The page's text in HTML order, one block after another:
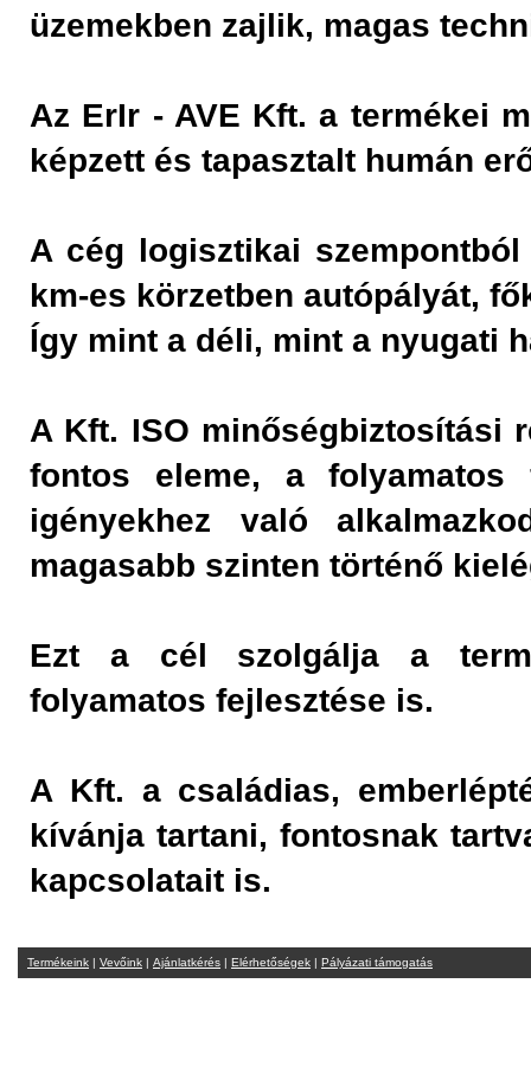
üzemekben zajlik, magas
Az ErIr - AVE Kft. a termékei
képzett és tapasztalt humán
A cég logisztikai
km-es körzetben autópályát,
Így mint a déli, mint a nyugati
A Kft. ISO minőségbiztosítási
fontos eleme, a
igényekhez való
magasabb szinten történő
Ezt a cél szolgálja a
folyamatos fejlesztése is.
A Kft. a családias,
kívánja tartani, fontosnak
kapcsolatait is.
Termékeink | Vevőink | Ajánlatkérés | Elérhetőségek | Pályázati támogatás